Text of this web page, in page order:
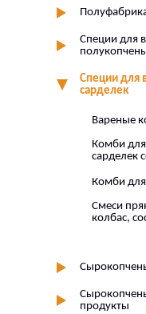
Специи для
Специи для
сарделек
Вареные
Комби для
сарделек
Комби для
Смеси
колбас,
продукты